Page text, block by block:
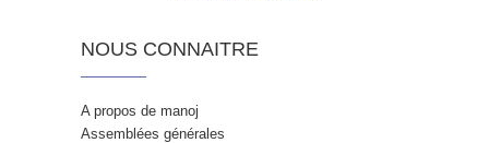
NOUS CONNAITRE
A propos de manoj
Assemblées générales